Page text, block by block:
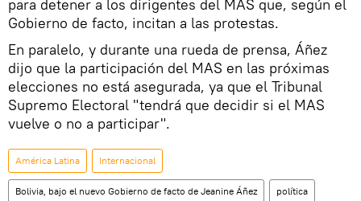
para detener a los dirigentes del MAS que, según el
Gobierno de facto, incitan a las protestas.
En paralelo, y durante una rueda de prensa, Áñez
dijo que la participación del MAS en las próximas
elecciones no está asegurada, ya que el Tribunal
Supremo Electoral "tendrá que decidir si el MAS
vuelve o no a participar".
América Latina Internacional
Bolivia, bajo el nuevo Gobierno de facto de Jeanine Áñez política